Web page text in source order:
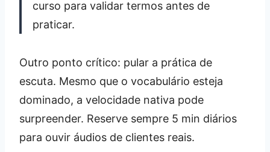
curso para validar termos antes de
praticar.
Outro ponto crítico: pular a prática de
escuta. Mesmo que o vocabulário esteja
dominado, a velocidade nativa pode
surpreender. Reserve sempre 5 min diários
para ouvir áudios de clientes reais.